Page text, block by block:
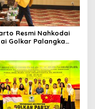
Resmi Nahkodai
Golkar Palangka
Rakyat